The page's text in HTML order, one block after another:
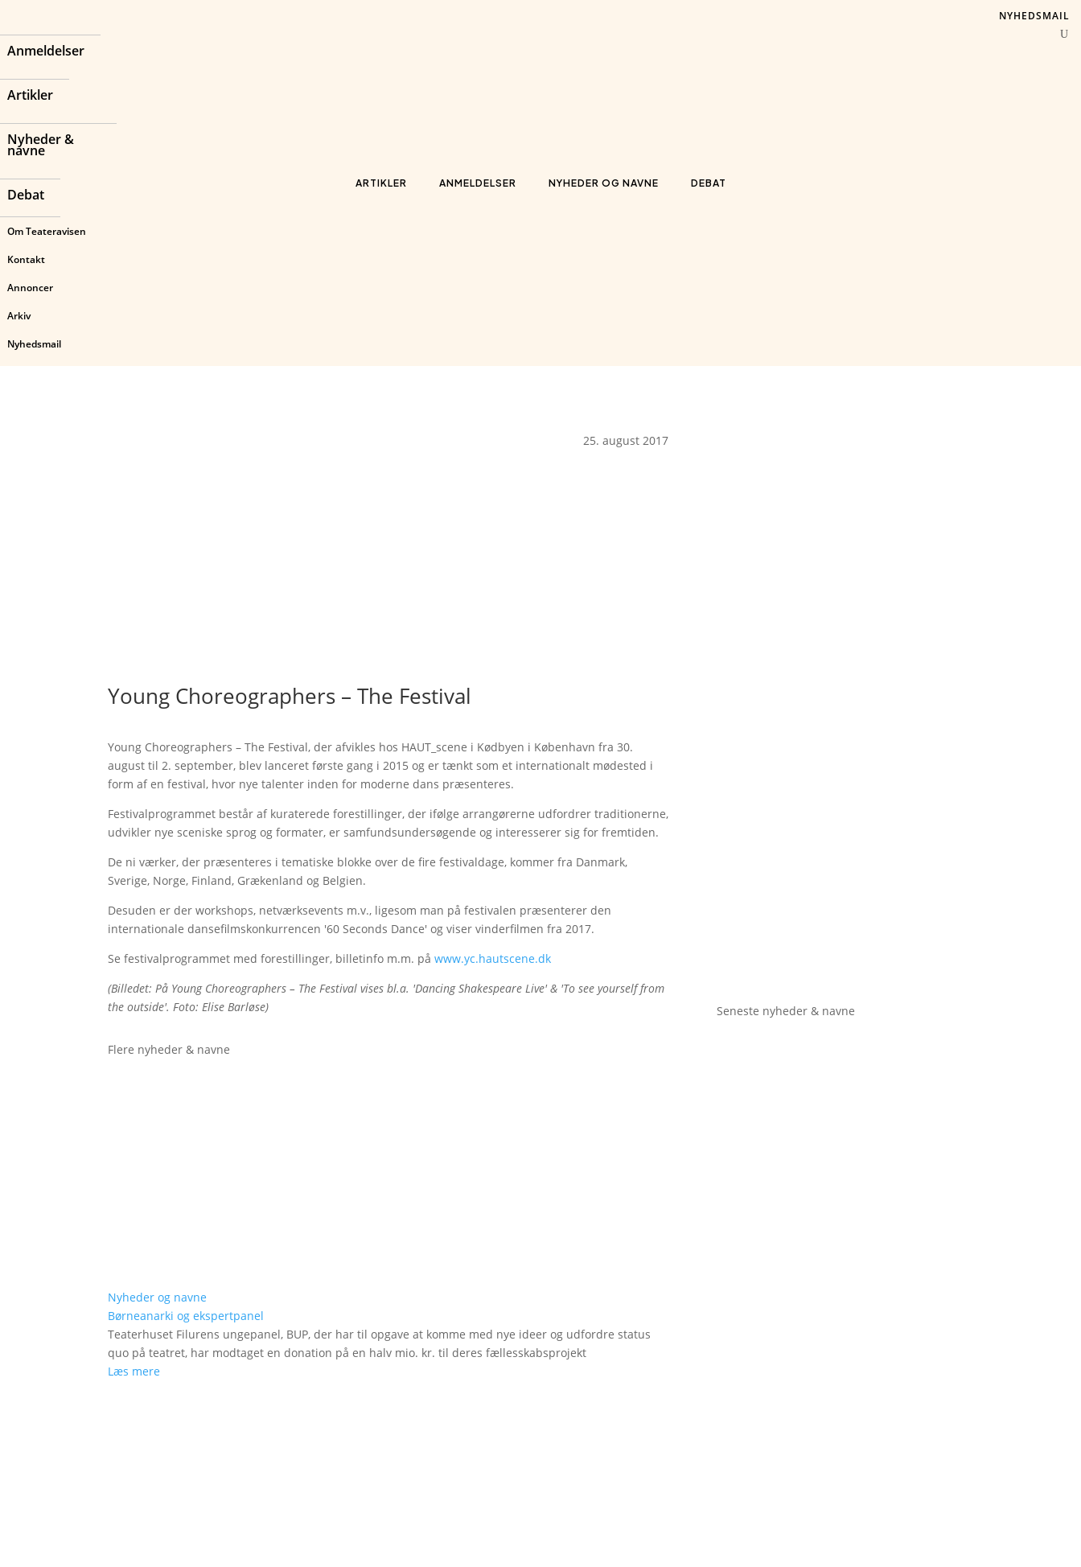
Anmeldelser
Artikler
Nyheder &
navne
Debat
Om Teateravisen
Kontakt
Annoncer
Arkiv
Nyhedsmail
ARTIKLER ANMELDELSER NYHEDER OG NAVNE DEBAT
NYHEDSMAIL
25. august 2017
Young Choreographers – The Festival
Young Choreographers – The Festival, der afvikles hos HAUT_scene i Kødbyen i København fra 30.
august til 2. september, blev lanceret første gang i 2015 og er tænkt som et internationalt mødested i
form af en festival, hvor nye talenter inden for moderne dans præsenteres.
Festivalprogrammet består af kuraterede forestillinger, der ifølge arrangørerne udfordrer traditionerne,
udvikler nye sceniske sprog og formater, er samfundsundersøgende og interesserer sig for fremtiden.
De ni værker, der præsenteres i tematiske blokke over de fire festivaldage, kommer fra Danmark,
Sverige, Norge, Finland, Grækenland og Belgien.
Desuden er der workshops, netværksevents m.v., ligesom man på festivalen præsenterer den
internationale dansefilmskonkurrencen '60 Seconds Dance' og viser vinderfilmen fra 2017.
Se festivalprogrammet med forestillinger, billetinfo m.m. påwww.yc.hautscene.dk
(Billedet: På Young Choreographers – The Festival vises bl.a. 'Dancing Shakespeare Live' & 'To see yourself from
the outside'. Foto: Elise Barløse)
Flere nyheder & navne
Nyheder og navne
Børneanarki og ekspertpanel
Teaterhuset Filurens ungepanel, BUP, der har til opgave at komme med nye ideer og udfordre status
quo på teatret, har modtaget en donation på en halv mio. kr. til deres fællesskabsprojekt
Læs mere
Seneste nyheder & navne